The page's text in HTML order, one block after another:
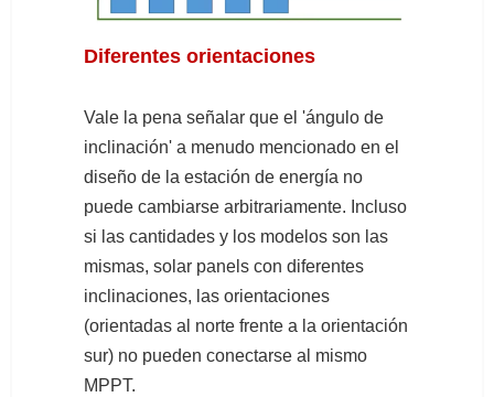
Diferentes orientaciones
Vale la pena señalar que el 'ángulo de
inclinación' a menudo mencionado en el
diseño de la estación de energía no
puede cambiarse arbitrariamente. Incluso
si las cantidades y los modelos son las
mismas, solar panels con diferentes
inclinaciones, las orientaciones
(orientadas al norte frente a la orientación
sur) no pueden conectarse al mismo
MPPT.